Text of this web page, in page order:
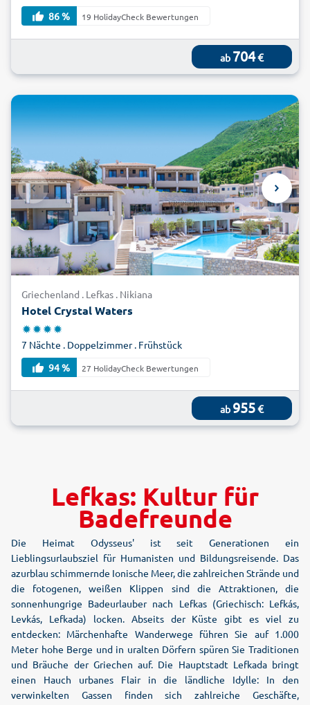
86 %
19 HolidayCheck Bewertungen
ab 704€
Griechenland . Lefkas . Nikiana
Hotel Crystal Waters
7 Nächte . Doppelzimmer . Frühstück
94 %
27 HolidayCheck Bewertungen
ab 955€
Lefkas: Kultur für
Badefreunde
Die Heimat Odysseus' ist seit Generationen ein
Lieblingsurlaubsziel für Humanisten und Bildungsreisende. Das
azurblau schimmernde Ionische Meer, die zahlreichen Strände und
die fotogenen, weißen Klippen sind die Attraktionen, die
sonnenhungrige Badeurlauber nach Lefkas (Griechisch: Lefkás,
Levkás, Lefkada) locken. Abseits der Küste gibt es viel zu
entdecken: Märchenhafte Wanderwege führen Sie auf 1.000
Meter hohe Berge und in uralten Dörfern spüren Sie Traditionen
und Bräuche der Griechen auf. Die Hauptstadt Lefkada bringt
einen Hauch urbanes Flair in die ländliche Idylle: In den
verwinkelten Gassen finden sich zahlreiche Geschäfte,